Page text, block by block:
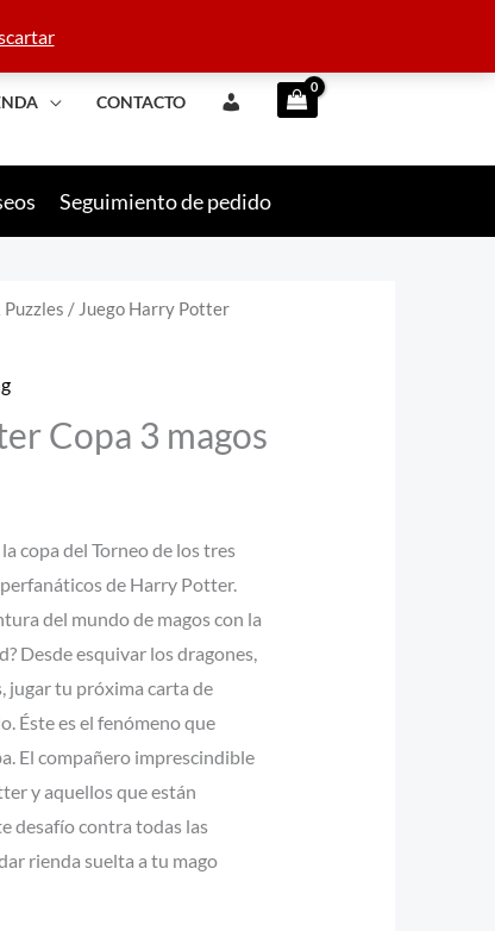
CONTACTO
Seguimiento de pedido
Puzzles / Juego Harry Potter
Copa 3 magos
copa del Torneo de los tres
de Harry Potter.
del mundo de magos con la
Desde esquivar los dragones,
jugar tu próxima carta de
Éste es el fenómeno que
El compañero imprescindible
y aquellos que están
desafío contra todas las
rienda suelta a tu mago